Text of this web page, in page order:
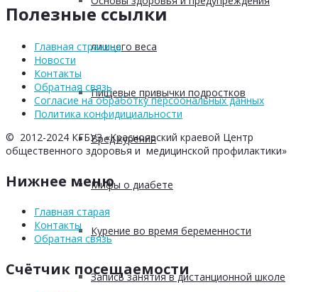
лишнего веса
Пищевые привычки подростков
Вред курения
Мифы о диабете
Курение во время беременности
Запись занятия в дистанционной школе
Полезные ссылки
Главная страница
Новости
Контакты
Обратная связь
Согласие на обработку персоональных данных
Политика конфидициальности
© 2012-2024 КГБУЗ «Красноярский краевой Центр
общественного здоровья и медицинской профилактики»
Нижнее меню
Главная старая
Контакты
Обратная связь
Счётчик посещаемости